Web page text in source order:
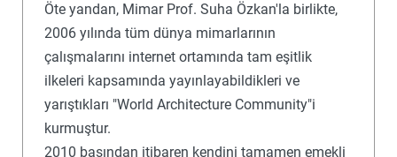
Öte yandan, Mimar Prof. Suha Özkan'la birlikte,
2006 yılında tüm dünya mimarlarının
çalışmalarını internet ortamında tam eşitlik
ilkeleri kapsamında yayınlayabildikleri ve
yarıştıkları "World Architecture Community"i
kurmuştur.
2010 başından itibaren kendini tamamen emekli